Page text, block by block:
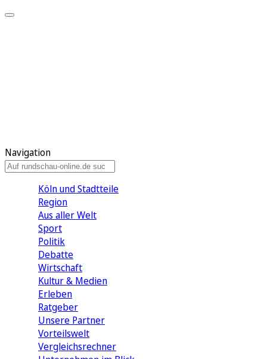
Navigation
Köln und Stadtteile
Region
Aus aller Welt
Sport
Politik
Debatte
Wirtschaft
Kultur & Medien
Erleben
Ratgeber
Unsere Partner
Vorteilswelt
Vergleichsrechner